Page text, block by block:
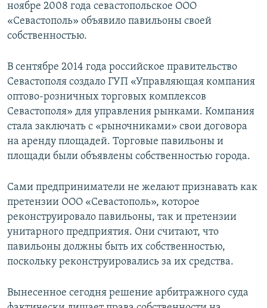
ноябре 2008 года севастопольское ООО
«Севастополь» объявило павильоны своей
собственностью.
В сентябре 2014 года российское правительство
Севастополя создало ГУП «Управляющая компания
оптово-розничных торговых комплексов
Севастополя» для управления рынками. Компания
стала заключать с «рыночниками» свои договора
на аренду площадей. Торговые павильоны и
площади были объявлены собственностью города.
Сами предприниматели не желают признавать как
претензии ООО «Севастополь», которое
реконструировало павильоны, так и претензии
унитарного предприятия. Они считают, что
павильоны должны быть их собственностью,
поскольку реконструировались за их средства.
Вынесенное сегодня решение арбитражного суда